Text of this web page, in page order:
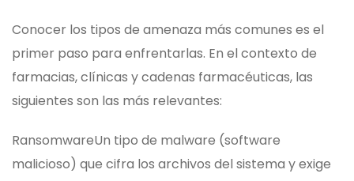
Conocer los tipos de amenaza más comunes es el
primer paso para enfrentarlas. En el contexto de
farmacias, clínicas y cadenas farmacéuticas, las
siguientes son las más relevantes:
RansomwareUn tipo de malware (software
malicioso) que cifra los archivos del sistema y exige